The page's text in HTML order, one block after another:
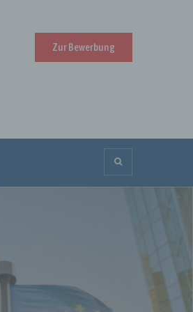
Zur Bewerbung